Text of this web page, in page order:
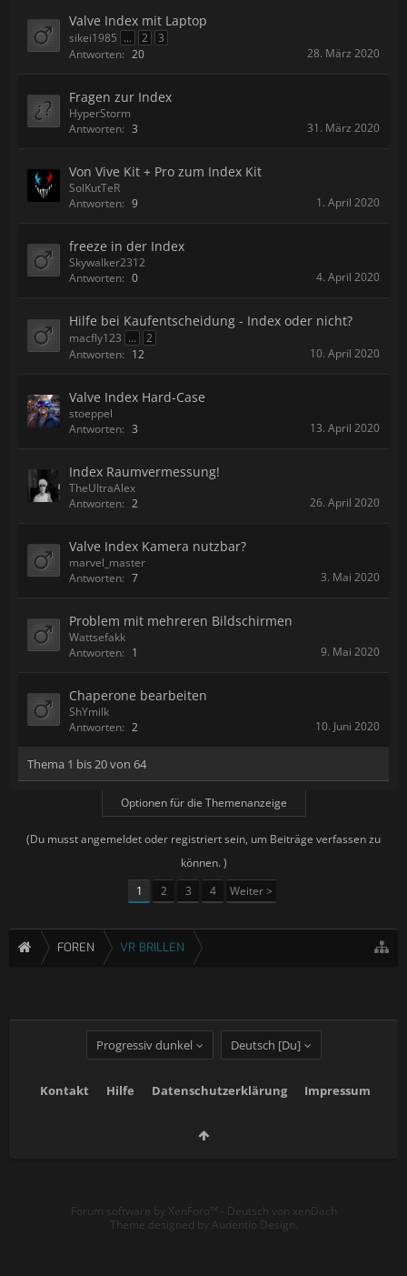
Valve Index mit Laptop
sikei1985 ... 2
3
Antworten: 20 28. März 2020
Fragen zur Index
HyperStorm
Antworten: 3 31. März 2020
Von Vive Kit + Pro zum Index Kit
SolKutTeR
Antworten: 9 1. April 2020
freeze in der Index
Skywalker2312
Antworten: 0 4. April 2020
Hilfe bei Kaufentscheidung - Index oder nicht?
macfly123 ...
2
Antworten: 12 10. April 2020
Valve Index Hard-Case
stoeppel
Antworten: 3 13. April 2020
Index Raumvermessung!
TheUltraAlex
Antworten: 2 26. April 2020
Valve Index Kamera nutzbar?
marvel_master
Antworten: 7 3. Mai 2020
Problem mit mehreren Bildschirmen
Wattsefakk
Antworten: 1 9. Mai 2020
Chaperone bearbeiten
ShYmilk
Antworten: 2 10. Juni 2020
Thema 1 bis 20 von 64
Optionen für die Themenanzeige
(Du musst angemeldet oder registriert sein, um Beiträge verfassen zu
können. )
1
2 3 4 Weiter >
FOREN VR BRILLEN
Progressiv dunkel Deutsch [Du]
Kontakt Hilfe Datenschutzerklärung Impressum
Forum software by XenForo™ - Deutsch von xenDach
Theme designed by Audentio Design.